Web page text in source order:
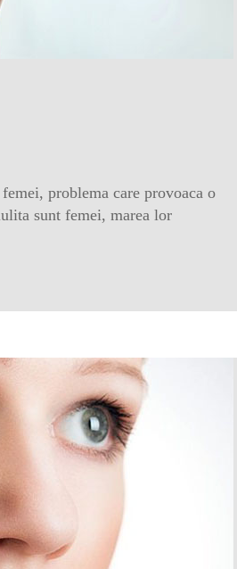
problema care provoaca o
sunt femei, marea lor